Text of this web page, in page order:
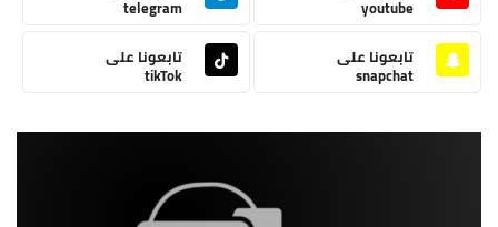
youtube
telegram
تابعونا على
snapchat
تابعونا على
tikTok